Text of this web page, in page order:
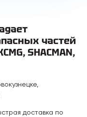
частей
SHACMAN,
доставка по